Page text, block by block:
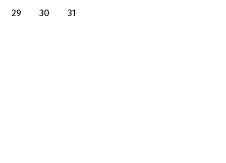
29
30 31